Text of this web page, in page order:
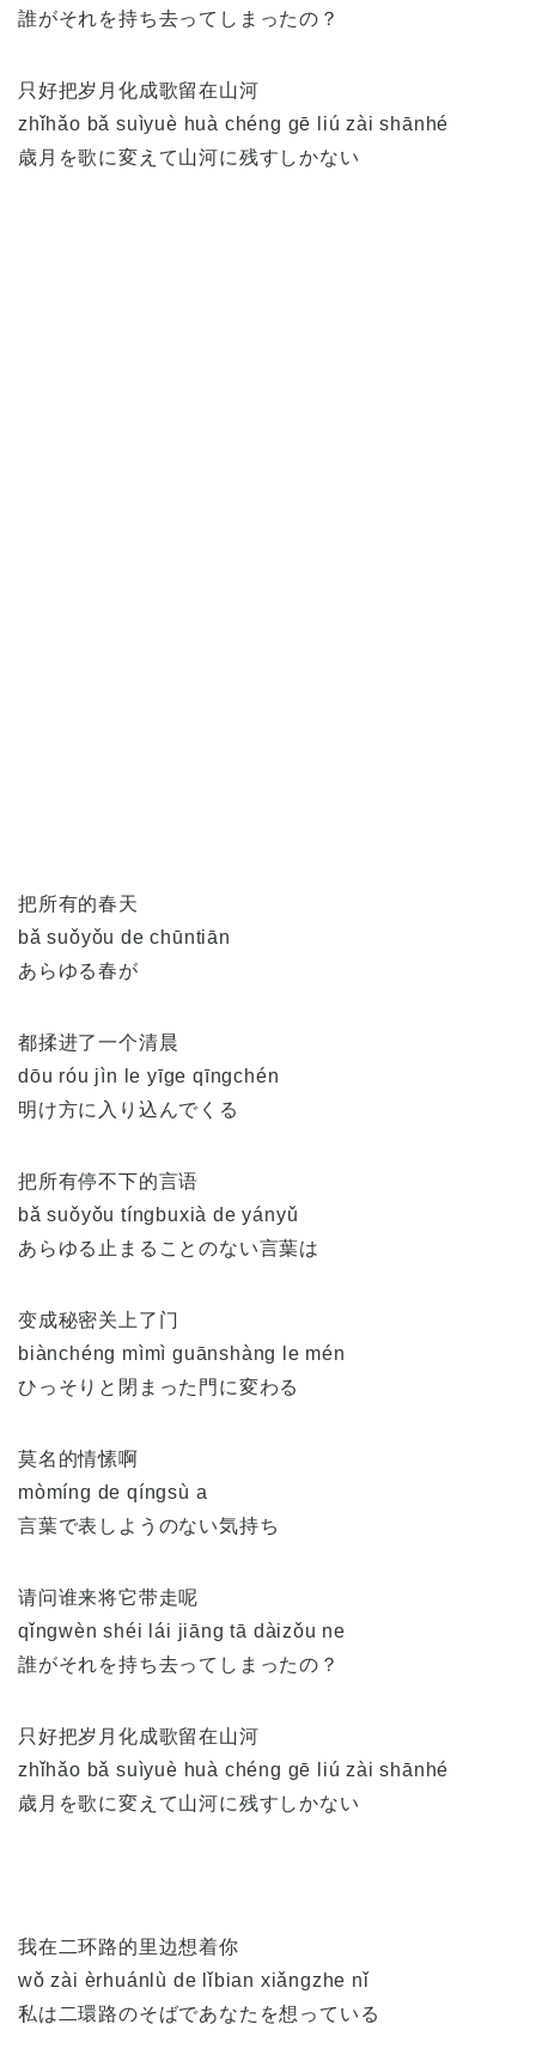
誰がそれを持ち去ってしまったの？
只好把岁月化成歌留在山河
zhǐhǎo bǎ suìyuè huà chéng gē liú zài shānhé
歳月を歌に変えて山河に残すしかない
把所有的春天
bǎ suǒyǒu de chūntiān
あらゆる春が
都揉进了一个清晨
dōu róu jìn le yīge qīngchén
明け方に入り込んでくる
把所有停不下的言语
bǎ suǒyǒu tíngbuxià de yányǔ
あらゆる止まることのない言葉は
变成秘密关上了门
biànchéng mìmì guānshàng le mén
ひっそりと閉まった門に変わる
莫名的情愫啊
mòmíng de qíngsù a
言葉で表しようのない気持ち
请问谁来将它带走呢
qǐngwèn shéi lái jiāng tā dàizǒu ne
誰がそれを持ち去ってしまったの？
只好把岁月化成歌留在山河
zhǐhǎo bǎ suìyuè huà chéng gē liú zài shānhé
歳月を歌に変えて山河に残すしかない
我在二环路的里边想着你
wǒ zài èrhuánlù de lǐbian xiǎngzhe nǐ
私は二環路のそばであなたを想っている